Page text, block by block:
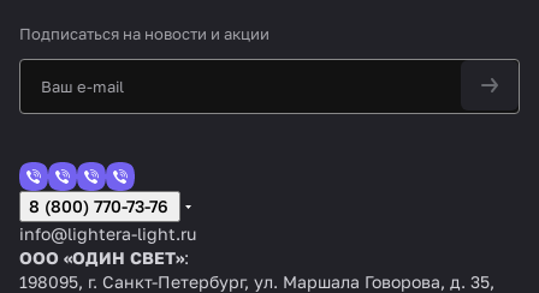
Подписаться на новости и акции
8 (800) 770-73-76
info@lightera-light.ru
ООО «ОДИН СВЕТ»:
198095, г. Санкт-Петербург, ул. Маршала Говорова, д. 35,